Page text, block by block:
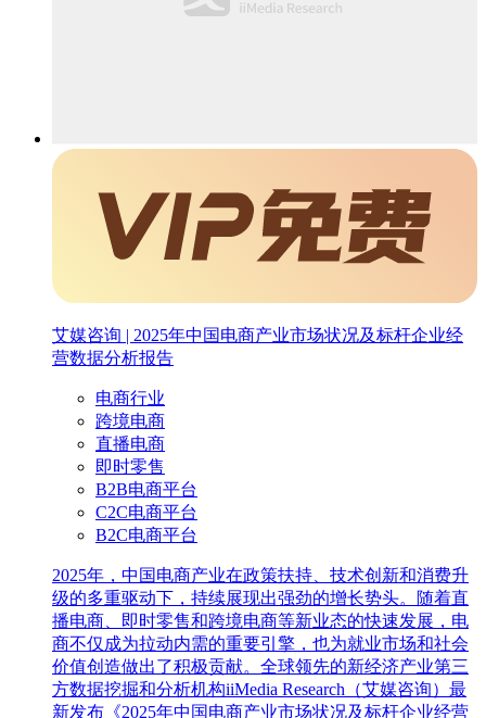
艾媒咨询 | 2025年中国电商产业市场状况及标杆企业经
营数据分析报告
电商行业
跨境电商
直播电商
即时零售
B2B电商平台
C2C电商平台
B2C电商平台
2025年，中国电商产业在政策扶持、技术创新和消费升
级的多重驱动下，持续展现出强劲的增长势头。随着直
播电商、即时零售和跨境电商等新业态的快速发展，电
商不仅成为拉动内需的重要引擎，也为就业市场和社会
价值创造做出了积极贡献。全球领先的新经济产业第三
方数据挖掘和分析机构iiMedia Research（艾媒咨询）最
新发布《2025年中国电商产业市场状况及标杆企业经营